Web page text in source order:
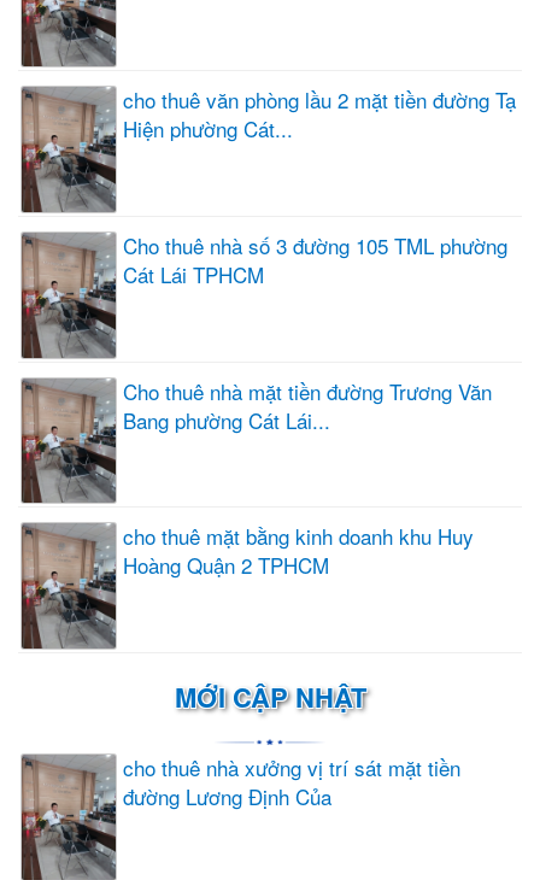
cho thuê văn phòng lầu 2 mặt tiền đường Tạ
Hiện phường Cát...
Cho thuê nhà số 3 đường 105 TML phường
Cát Lái TPHCM
Cho thuê nhà mặt tiền đường Trương Văn
Bang phường Cát Lái...
cho thuê mặt bằng kinh doanh khu Huy
Hoàng Quận 2 TPHCM
MỚI CẬP NHẬT
cho thuê nhà xưởng vị trí sát mặt tiền
đường Lương Định Của